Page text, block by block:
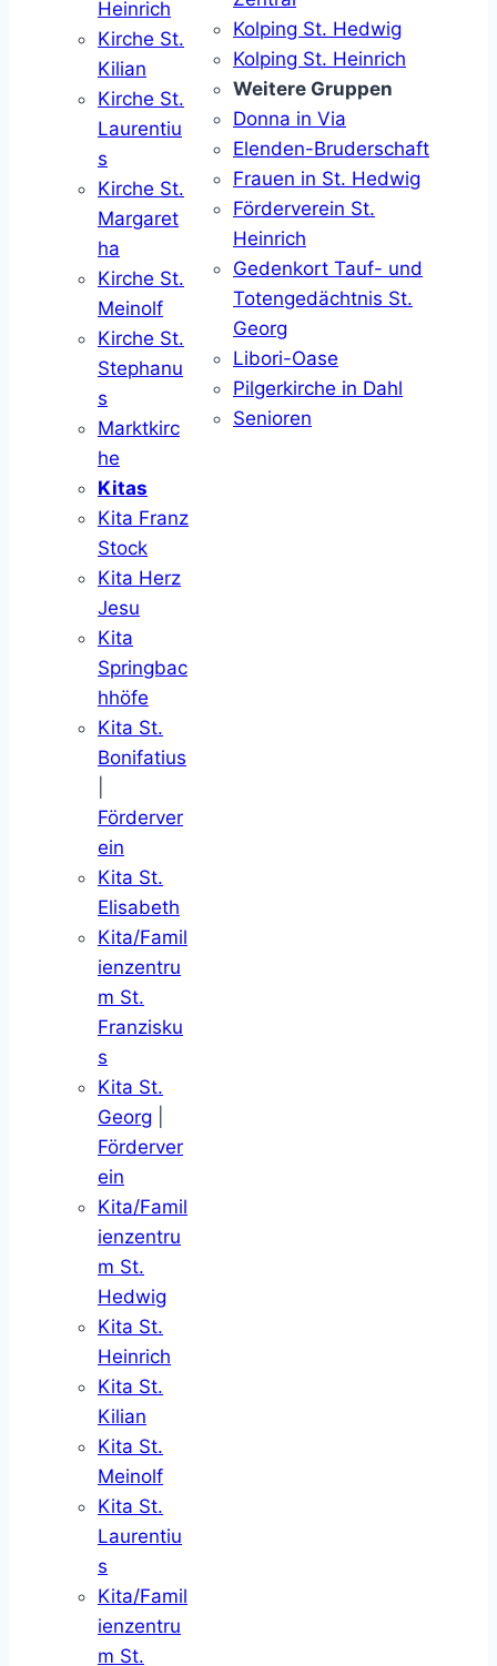
Heinrich
Kirche St.
Kilian
Kirche St.
Laurentiu
s
Kirche St.
Margaret
ha
Kirche St.
Meinolf
Kirche St.
Stephanu
s
Marktkirc
he
Kitas
Kita Franz
Stock
Kita Herz
Jesu
Kita
Springbac
hhöfe
Kita St.
Bonifatius
Förderver
ein
Kita St.
Elisabeth
Kita/Famil
ienzentru
m St.
Franzisku
s
Kita St.
Georg
Förderver
ein
Kita/Famil
ienzentru
m St.
Hedwig
Kita St.
Heinrich
Kita St.
Kilian
Kita St.
Meinolf
Kita St.
Laurentiu
s
Kita/Famil
ienzentru
m St.
Kolping St. Hedwig
Kolping St. Heinrich
Weitere Gruppen
Donna in Via
Elenden-Bruderschaft
Frauen in St. Hedwig
Förderverein St.
Heinrich
Gedenkort Tauf- und
Totengedächtnis St.
Georg
Libori-Oase
Pilgerkirche in Dahl
Senioren